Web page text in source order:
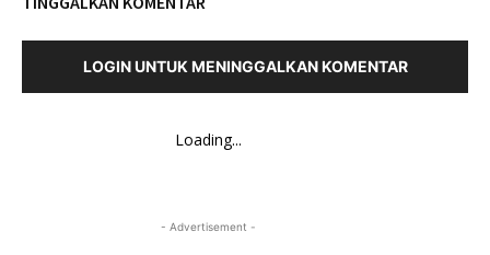
LOGIN UNTUK MENINGGALKAN KOMENTAR
Loading...
- Advertisement -